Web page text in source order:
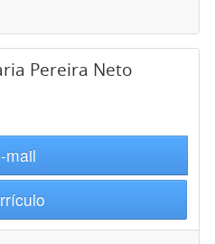
Pereira Neto
mail